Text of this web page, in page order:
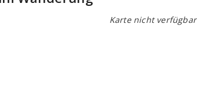
Karte nicht verfügbar